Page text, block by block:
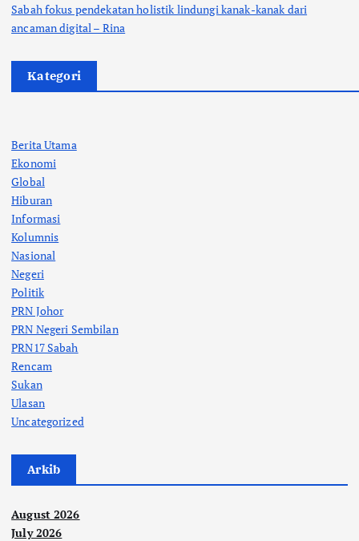
Sabah fokus pendekatan holistik lindungi kanak-kanak dari
ancaman digital – Rina
Kategori
Berita Utama
Ekonomi
Global
Hiburan
Informasi
Kolumnis
Nasional
Negeri
Politik
PRN Johor
PRN Negeri Sembilan
PRN17 Sabah
Rencam
Sukan
Ulasan
Uncategorized
Arkib
August 2026
July 2026